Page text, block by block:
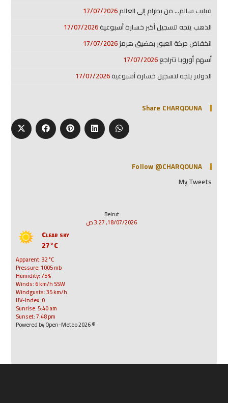
فيليب سالم… من بطرام إلى العالم17/07/2026
الذهب يتجه لتسجيل أكبر خسارة أسبوعية17/07/2026
انخفاض حركة العبور بمضيق هرمز17/07/2026
أسهم أوروبا تتراجع17/07/2026
الدولار يتجه لتسجيل خسارة أسبوعية17/07/2026
Share CHARQOUNA
Follow @CHARQOUNA
My Tweets
Beirut
18/07/2026, 3:27 ص
Clear sky
27°C
Apparent: 32°C
Pressure: 1005 mb
Humidity: 75%
Winds: 6 km/h SSW
Windgusts: 35 km/h
UV-Index: 0
Sunrise: 5:40 am
Sunset: 7:48 pm
© 2026 Powered by Open-Meteo